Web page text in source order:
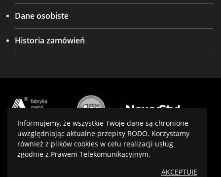
Dane osobiste
Historia zamówień
Projekt i wykonanie:virtualmedia.pl
Informujemy, że wszystkie Twoje dane są chronione
uwzględniając aktualne przepisy RODO. Korzystamy
również z plików cookies w celu realizacji usług
zgodnie z Prawem Telekomunikacyjnym.
AKCEPTUJĘ